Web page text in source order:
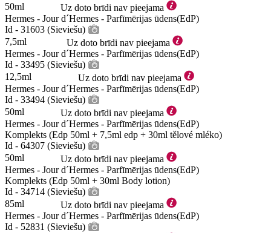
50ml
Uz doto brīdi nav pieejama
Hermes - Jour d´Hermes - Parfīmērijas ūdens(EdP)
Id - 31603 (Sieviešu)
7,5ml
Uz doto brīdi nav pieejama
Hermes - Jour d´Hermes - Parfīmērijas ūdens(EdP)
Id - 33495 (Sieviešu)
12,5ml
Uz doto brīdi nav pieejama
Hermes - Jour d´Hermes - Parfīmērijas ūdens(EdP)
Id - 33494 (Sieviešu)
50ml
Uz doto brīdi nav pieejama
Hermes - Jour d´Hermes - Parfīmērijas ūdens(EdP)
Komplekts (Edp 50ml + 7,5ml edp + 30ml tělové mléko)
Id - 64307 (Sieviešu)
50ml
Uz doto brīdi nav pieejama
Hermes - Jour d´Hermes - Parfīmērijas ūdens(EdP)
Komplekts (Edp 50ml + 30ml Body lotion)
Id - 34714 (Sieviešu)
85ml
Uz doto brīdi nav pieejama
Hermes - Jour d´Hermes - Parfīmērijas ūdens(EdP)
Id - 52831 (Sieviešu)